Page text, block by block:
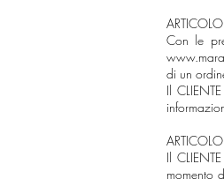
Con le
di un
Il
Il
momento